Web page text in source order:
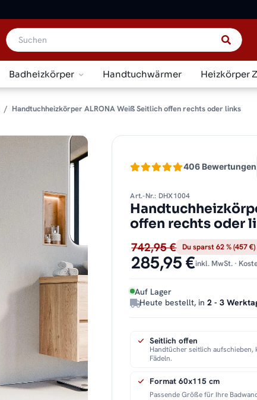
Badheizkörper Handtuchwärmer Heizkörper
Handtuchheizkörper ALRONA Weiß Seitlich offen rechts oder links
406 Bewertungen
Art.-Nr.: DHX1004
offen rechts oder
742,95 € Du sparst 62 % (457 €)
285,95 €inkl. MwSt. ·
Auf Lager
Heute bestellt, in2 - 3
Seitlich offen
Handtücher seitlich aufschieben,
Fädeln.
Format 60x115 cm
Passende Größe für Ihre